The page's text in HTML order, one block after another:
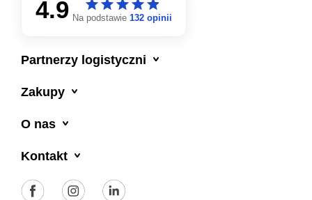
4.9 starstarstarstarstar
starstarstarstarstar
Na podstawie 132 opinii
Partnerzy logistyczni
Zakupy
O nas
Kontakt